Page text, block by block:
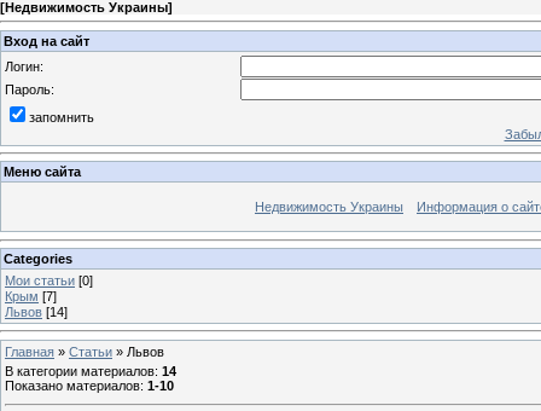
[Недвижимость Украины]
Вход на сайт
Логин:
Пароль:
запомнить
Меню сайта
Недвижимость Украины Информация о
Categories
Мои статьи [0]
Крым [7]
Львов [14]
Главная » Статьи » Львов
В категории материалов: 14
Показано материалов: 1-10